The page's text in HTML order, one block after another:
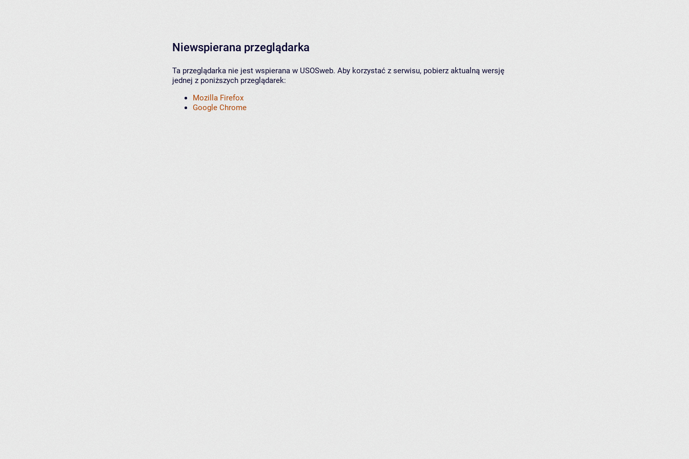
Niewspierana przeglądarka
Ta przeglądarka nie jest wspierana w USOSweb. Aby korzystać z serwisu, pobierz aktualną wersję
jednej z poniższych przeglądarek:
Mozilla Firefox
Google Chrome